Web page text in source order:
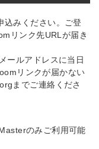
込みください。ご登
リンク先URLが届き
ールアドレスに当日
リンクが届かない
までご連絡くださ
のみご利用可能